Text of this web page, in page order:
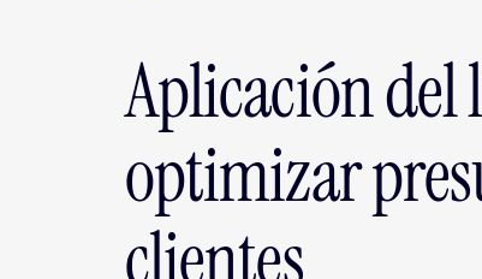
Aplicación
optimizar
clientes